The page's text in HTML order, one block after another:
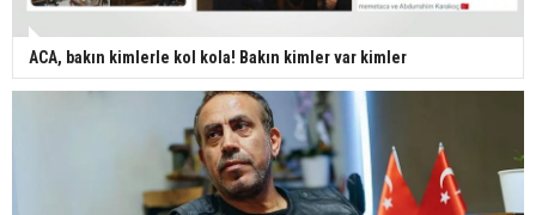
ACA, bakın kimlerle kol kola! Bakın kimler var kimler